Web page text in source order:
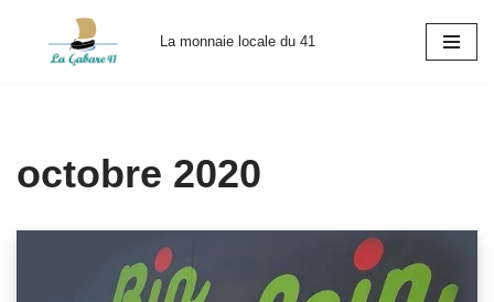
La monnaie locale du 41
octobre 2020